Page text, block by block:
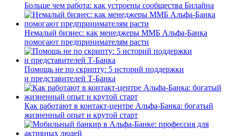
Больше чем работа: как устроены сообщества Билайна
Немалый бизнес: как менеджеры ММБ Альфа-Банка
помогают предпринимателям расти
Помощь не по скрипту: 5 историй поддержки
и представителей Т-Банка
Как работают в контакт-центре Альфа-Банка: богатый
жизненный опыт и крутой старт